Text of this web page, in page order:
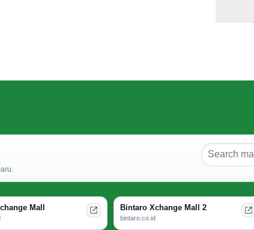
Mall Bintaro Xchange Mall 2
bintaro.co.id